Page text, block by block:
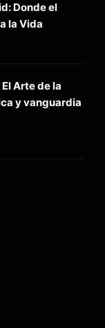
Donde el
la Vida
Arte de la
y vanguardia